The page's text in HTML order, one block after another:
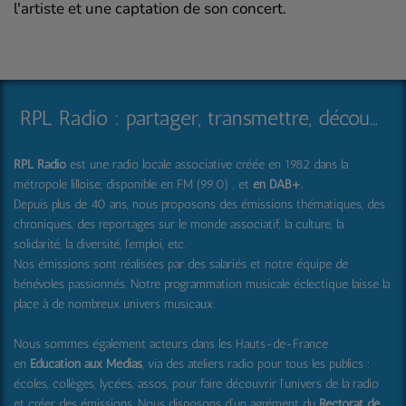
l'artiste et une captation de son concert.
RPL Radio : partager, transmettre, découvrir et surprendre
RPL Radio est une radio locale associative créée en 1982 dans la
métropole lilloise, disponible en FM (99.0) , et en DAB+.
Depuis plus de 40 ans, nous proposons des émissions thématiques, des
chroniques, des reportages sur le monde associatif, la culture, la
solidarité, la diversité, l'emploi, etc.
Nos émissions sont réalisées par des salariés et notre équipe de
bénévoles passionnés. Notre programmation musicale éclectique laisse la
place à de nombreux univers musicaux.
Nous sommes également acteurs dans les Hauts-de-France
en Education aux Médias, via des ateliers radio pour tous les publics :
écoles, collèges, lycées, assos, pour faire découvrir l'univers de la radio